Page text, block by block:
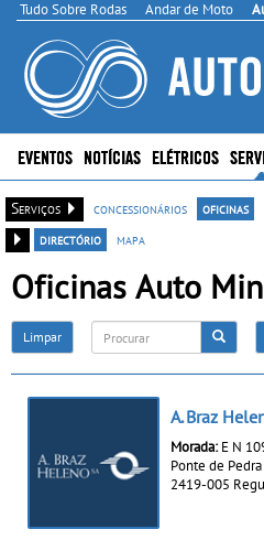
Tudo Sobre Rodas Andar de Moto
EVENTOS NOTÍCIAS ELÉTRICOS
Serviços concessionários oficinas
directório
mapa
Oficinas Auto
Limpar
A. Braz
Morada: E N
Ponte de Pedra
2419-005